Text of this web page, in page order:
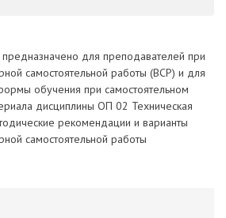
для преподавателей при
самостоятельной работы (ВСР) и для
обучения при самостоятельном
дисциплины ОП 02 Техническая
рекомендации и варианты
самостоятельной работы